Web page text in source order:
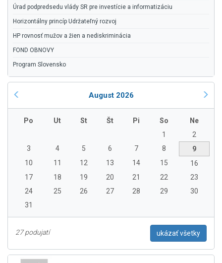
Úrad podpredsedu vlády SR pre investície a informatizáciu
Horizontálny princíp Udržateľný rozvoj
HP rovnosť mužov a žien a nediskriminácia
FOND OBNOVY
Program Slovensko
August 2026
Po Ut St Št Pi So
Ne
1
2
3
4 5 6 7 8
9
10
11 12 13 14 15
16
17
18 19 20 21 22
23
24
25 26 27 28 29
30
31
27 podujatí ukázať všetky